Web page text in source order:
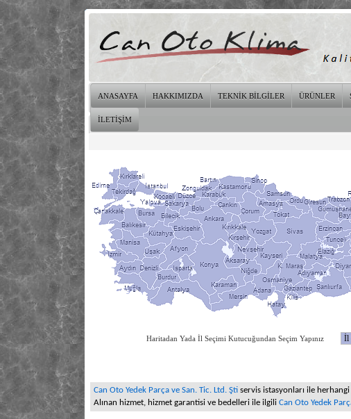
ANASAYFA HAKKIMIZDA TEKNİK BİLGİLER ÜRÜNLER
İLETİŞİM
Haritadan Yada İl Seçimi Kutucuğundan Seçim Yapınız
Can Oto Yedek Parça ve San. Tic. Ltd. Ştiservis istasyonları ile
Alınan hizmet, hizmet garantisi ve bedelleri ile ilgili Can Oto Yedek